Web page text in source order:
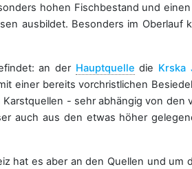
hohen Fischbestand und
ausbildet. Besonders im Oberlauf
an der Hauptquelle die Krska
einer bereits vorchristlichen
- sehr abhängig von den
auch aus den etwas höher
hat es aber an den Quellen und um